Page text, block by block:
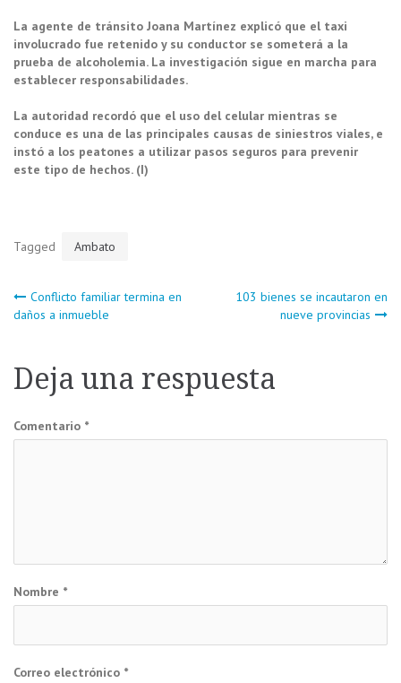
La agente de tránsito Joana Martínez explicó que el taxi
involucrado fue retenido y su conductor se someterá a la
prueba de alcoholemia. La investigación sigue en marcha para
establecer responsabilidades.
La autoridad recordó que el uso del celular mientras se
conduce es una de las principales causas de siniestros viales, e
instó a los peatones a utilizar pasos seguros para prevenir
este tipo de hechos. (I)
Tagged Ambato
Navegación
entradas
Conflicto familiar termina en
daños a inmueble
103 bienes se incautaron en
nueve provincias
Deja una respuesta
Comentario *
Nombre *
Correo electrónico *